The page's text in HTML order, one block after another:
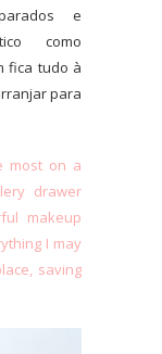
e
como
fica tudo à
para
most on a
drawer
makeup
I may
saving